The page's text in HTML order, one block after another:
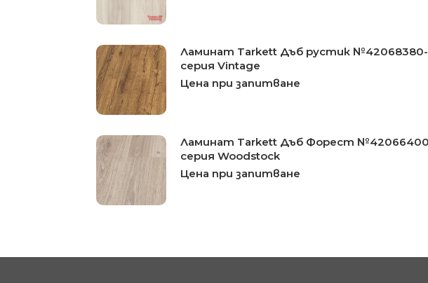
Ламинат Tarkett Дъб рустик №42068380-
серия Vintage
Цена при запитване
Ламинат Tarkett Дъб Форест
серия Woodstock
Цена при запитване